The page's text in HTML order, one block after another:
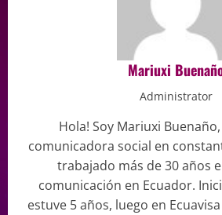
Mariuxi
Administrator
Hola! Soy Mariuxi
comunicadora social en
trabajado más de 30 años
comunicación en Ecuador.
estuve 5 años, luego en